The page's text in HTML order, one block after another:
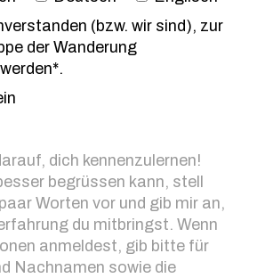
(bzw. wir sind), zur
der Wanderung